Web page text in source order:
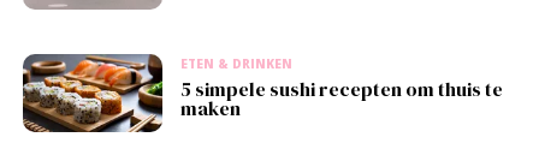
ETEN & DRINKEN
5 simpele sushi recepten om thuis te
maken